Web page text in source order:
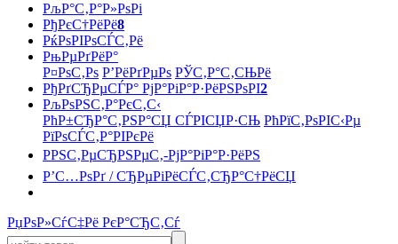
РљР°С‚Р°Р»РѕРі
РђРєС†РёРё8
РќРѕРІРѕСЃС‚Рё
РњРµРґРёР°
Р¤РѕС‚Рѕ Р’РёРґРµРѕ РЎС‚Р°С‚СЊРё
РђРґСЂРµСЃР° РјР°РіР°Р·РёРЅРѕРІ2
РљРѕРЅС‚Р°РєС‚С‹
РћР±СЂР°С‚РЅР°СЏ СЃРІСЏР·СЊ РћРїС‚РѕРІС‹Рµ
РїРѕСЃС‚Р°РІРєРё
РРЅС‚РµСЂРЅРµС‚-РјР°РіР°Р·РёРЅ
Р’С…РѕРґ / СЂРµРіРёСЃС‚СЂР°С†РёСЏ
РџРѕР»СѓС‡Рё РєР°СЂС‚Сѓ